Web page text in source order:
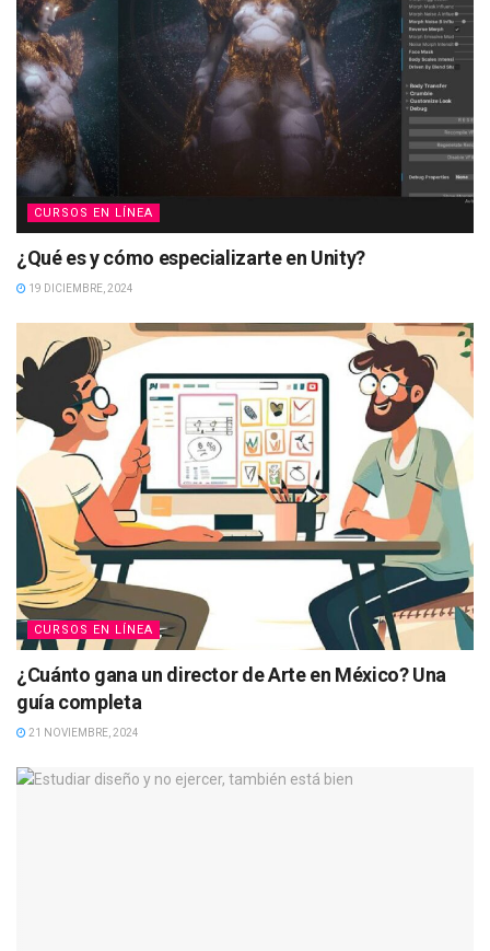
CURSOS EN LÍNEA
¿Qué es y cómo especializarte en Unity?
19 DICIEMBRE, 2024
CURSOS EN LÍNEA
¿Cuánto gana un director de Arte en México? Una
guía completa
21 NOVIEMBRE, 2024